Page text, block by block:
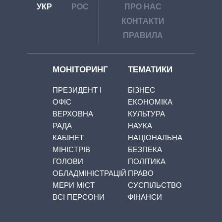
УКР РОС
ПРО НАС
КОНТАКТИ
ПРАВИЛА
МОНІТОРИНГ
ПРЕЗИДЕНТ І
ОФІС
ВЕРХОВНА
РАДА
КАБІНЕТ
МІНІСТРІВ
ГОЛОВИ
ОБЛАДМІНІСТРАЦІЙ
МЕРИ МІСТ
ВСІ ПЕРСОНИ
ТЕМАТИКИ
БІЗНЕС
ЕКОНОМІКА
КУЛЬТУРА
НАУКА
НАЦІОНАЛЬНА
БЕЗПЕКА
ПОЛІТИКА
ПРАВО
СУСПІЛЬСТВО
ФІНАНСИ